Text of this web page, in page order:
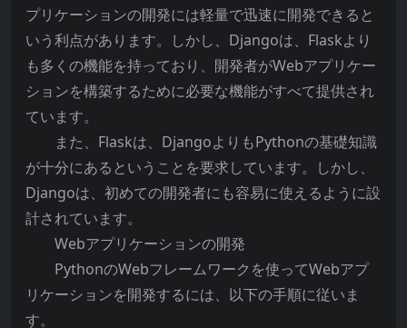
プリケーションの開発には軽量で迅速に開発できると
いう利点があります。しかし、Djangoは、Flaskより
も多くの機能を持っており、開発者がWebアプリケー
ションを構築するために必要な機能がすべて提供され
ています。
また、Flaskは、DjangoよりもPythonの基礎知識
が十分にあるということを要求しています。しかし、
Djangoは、初めての開発者にも容易に使えるように設
計されています。
Webアプリケーションの開発
PythonのWebフレームワークを使ってWebアプ
リケーションを開発するには、以下の手順に従いま
す。